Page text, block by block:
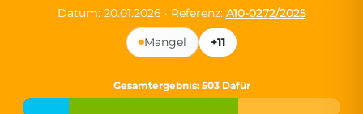
The Partei des Fortschritts stands for:
Digital participation and government transparency
Strengthening European cooperation and democracy
Sustainability, social justice, and evidence-based policy
Datum: 20.01.2026 · Referenz: A10-0272/2025
Mangel
+11
Gesamtergebnis: 503 Dafür